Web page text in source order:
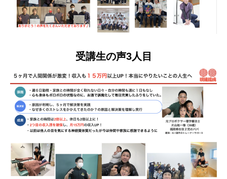
受講生の声3人目